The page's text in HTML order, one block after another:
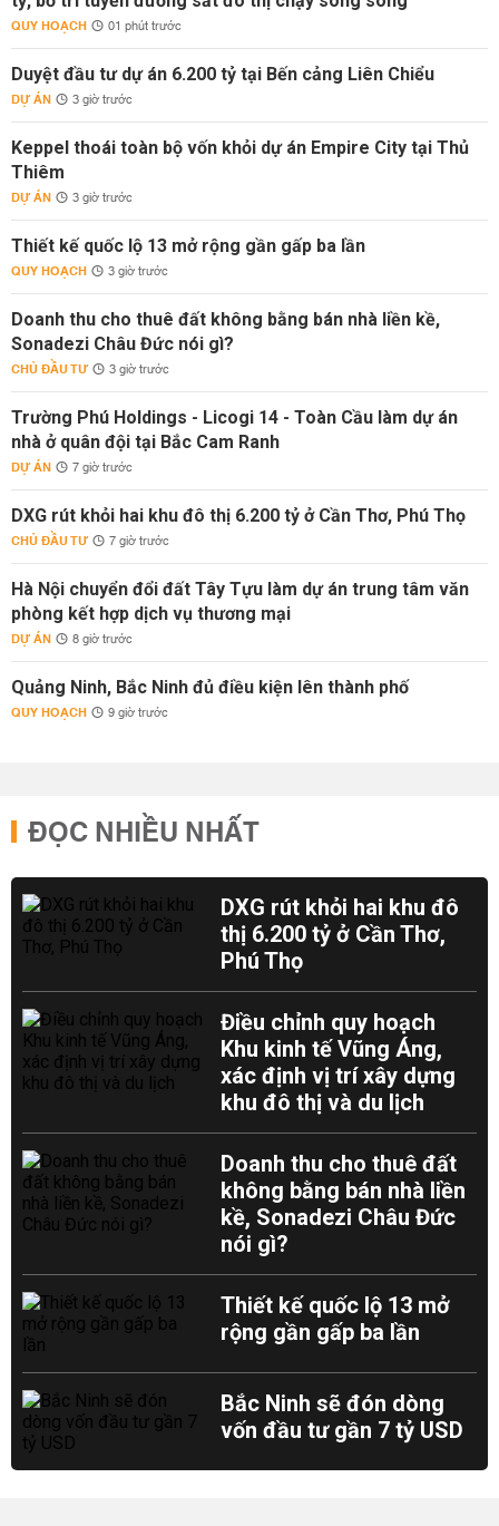
QUY HOẠCH 01 phút trước
Duyệt đầu tư dự án 6.200 tỷ tại Bến cảng Liên Chiểu
DỰ ÁN 3 giờ trước
Keppel thoái toàn bộ vốn khỏi dự án Empire City tại Thủ
Thiêm
DỰ ÁN 3 giờ trước
Thiết kế quốc lộ 13 mở rộng gần gấp ba lần
QUY HOẠCH 3 giờ trước
Doanh thu cho thuê đất không bằng bán nhà liền kề,
Sonadezi Châu Đức nói gì?
CHỦ ĐẦU TƯ 3 giờ trước
Trường Phú Holdings - Licogi 14 - Toàn Cầu làm dự án
nhà ở quân đội tại Bắc Cam Ranh
DỰ ÁN 7 giờ trước
DXG rút khỏi hai khu đô thị 6.200 tỷ ở Cần Thơ, Phú Thọ
CHỦ ĐẦU TƯ 7 giờ trước
Hà Nội chuyển đổi đất Tây Tựu làm dự án trung tâm văn
phòng kết hợp dịch vụ thương mại
DỰ ÁN 8 giờ trước
Quảng Ninh, Bắc Ninh đủ điều kiện lên thành phố
QUY HOẠCH 9 giờ trước
ĐỌC NHIỀU NHẤT
DXG rút khỏi hai khu đô
thị 6.200 tỷ ở Cần Thơ,
Phú Thọ
Điều chỉnh quy hoạch
Khu kinh tế Vũng Áng,
xác định vị trí xây dựng
khu đô thị và du lịch
Doanh thu cho thuê đất
không bằng bán nhà liền
kề, Sonadezi Châu Đức
nói gì?
Thiết kế quốc lộ 13 mở
rộng gần gấp ba lần
Bắc Ninh sẽ đón dòng
vốn đầu tư gần 7 tỷ USD